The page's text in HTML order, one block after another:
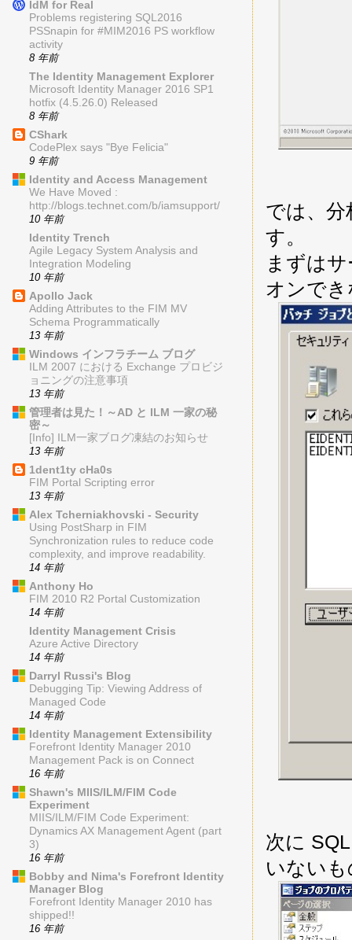
では、
す。
まずは
オンで
次に
いない
IdM for Real
Problems registering SQL2016
PSSnapin for #MIM2016 PS workflow
activity
8 年前
The Identity Management Explorer
Microsoft Identity Manager 2016 SP1
hotfix (4.5.26.0) Released
8 年前
CShark
CodePlex says "Bye Felicia"
9 年前
Identity and Access Management
We Have Moved :
http://blogs.technet.com/b/iamsupport/
10 年前
Identity Trench
Agile Legacy System Analysis and
Integration Modeling
10 年前
Apollo Jack
Adding Attributes to the FIM MV
Schema Programmatically
13 年前
Windows インフラチーム ブログ
ILM 2007 における Exchange プロビジ
ョニングの注意事項
13 年前
管理者は見た！～AD と ILM 一家の秘
密～
[Info] ILM一家ブログ凍結のお知らせ
13 年前
1dent1ty cHa0s
FIM Portal Scripting error
13 年前
Alex Tcherniakhovski - Security
Using PostSharp in FIM
Synchronization rules to reduce code
complexity, and improve readability.
14 年前
Anthony Ho
FIM 2010 R2 Portal Customization
14 年前
Identity Management Crisis
Azure Active Directory
14 年前
Darryl Russi's Blog
Debugging Tip: Viewing Address of
Managed Code
14 年前
Identity Management Extensibility
Forefront Identity Manager 2010
Management Pack is on Connect
16 年前
Shawn's MIIS/ILM/FIM Code
Experiment
MIIS/ILM/FIM Code Experiment:
Dynamics AX Management Agent (part
3)
16 年前
Bobby and Nima's Forefront Identity
Manager Blog
Forefront Identity Manager 2010 has
shipped!!
16 年前